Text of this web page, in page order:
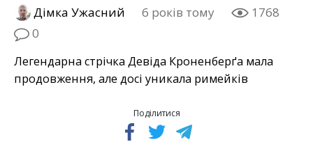
Дімка Ужасний 6 років тому
1768
0
Легендарна стрічка Девіда Кроненберґа мала
продовження, але досі уникала римейків
Поділитися